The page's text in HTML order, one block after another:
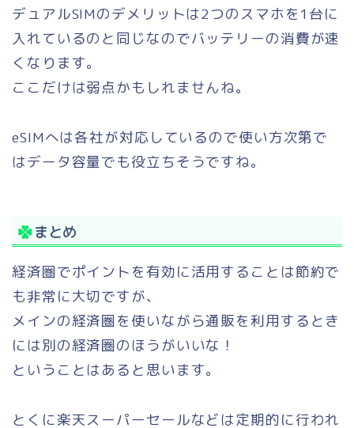
デュアルSIMのデメリットは2つのスマホを1台に
入れているのと同じなのでバッテリーの消費が速
くなります。
ここだけは弱点かもしれませんね。
eSIMへは各社が対応しているので使い方次第で
はデータ容量でも役立ちそうですね。
まとめ
経済圏でポイントを有効に活用することは節約で
も非常に大切ですが、
メインの経済圏を使いながら通販を利用するとき
には別の経済圏のほうがいいな！
ということはあると思います。
とくに楽天スーパーセールなどは定期的に行われ